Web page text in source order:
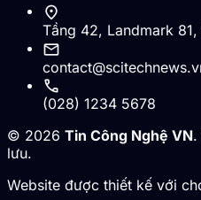
location_on
Tầng 42, Landmark 81,
mail
call
(028) 1234 5678
© 2026 Tin Công Nghệ VN.
lưu.
Website được thiết kế với